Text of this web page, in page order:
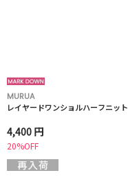
MURUA
レイヤードワンショルハーフニット
4,400 円
20%OFF